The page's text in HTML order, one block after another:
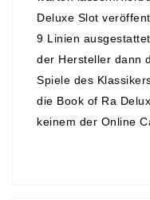
Deluxe Slot
9 Linien
der Hersteller dann
Spiele des
die Book of Ra
keinem der Online